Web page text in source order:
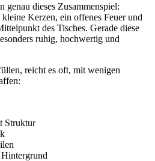
dieses Zusammenspiel:
Kerzen, ein offenes Feuer und
des Tisches. Gerade diese
ruhig, hochwertig und
reicht es oft, mit wenigen
Struktur